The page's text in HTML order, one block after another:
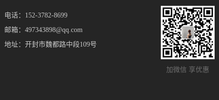
加微信 享优惠
电话：152-3782-8699
邮箱：497343898@qq.com
地址：开封市魏都路中段109号